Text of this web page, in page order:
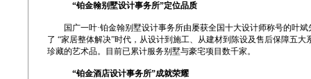
“铂金翰别墅设计事务所”定位品质
国广一叶·铂金翰别墅设计事务所由屡获全国十大设计师称号的叶斌
了 “家居整体解决”时代，从设计到施工、从建材到陈设及售后保障五
珍藏的艺术品。目前已累计服务别墅与豪宅项目数千家。
“铂金酒店设计事务所”成就荣耀